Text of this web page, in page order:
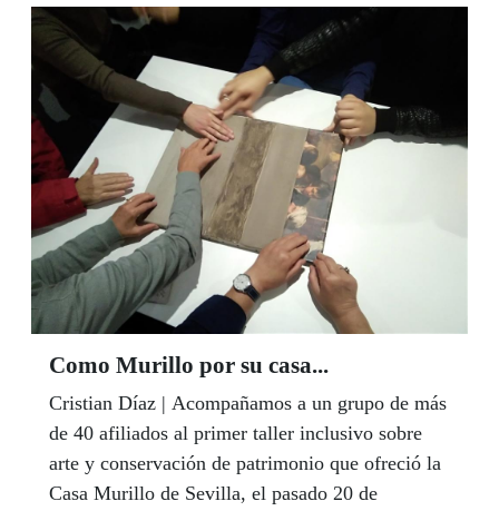
del segundo mayor premio que ha dado esta
modalidad de juego europeo en España desde su
puesta en marcha. También el sorteo del 11 del
11 de la ONCE dejó parte de su fortuna en
Andalucía con más de 1,2 millones que repartió
José Vargas en San Juan de Aznalfarache
(Sevilla) y más de 1,1 millones en Alcaracejos
(Córdoba), gracias a José Enrique Villareal.
Como Murillo por su casa...
Cristian Díaz | Acompañamos a un grupo de más
de 40 afiliados al primer taller inclusivo sobre
arte y conservación de patrimonio que ofreció la
Casa Murillo de Sevilla, el pasado 20 de